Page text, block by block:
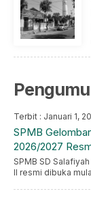
Terbit : Januari 1,
SPMB
2026/2027
SPMB SD
II resmi dibuka